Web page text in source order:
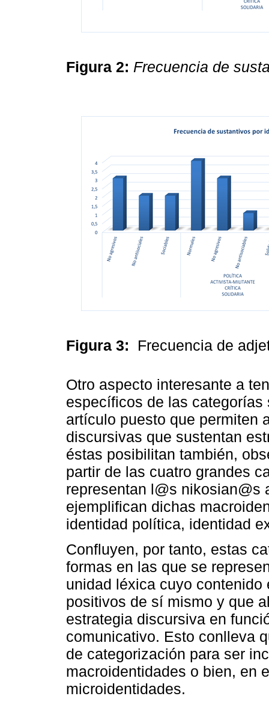
Figura 2: Frecuencia de
Figura 3: Frecuencia de
Otro aspecto interesante a
específicos de las
artículo puesto que permiten
discursivas que sustentan
éstas posibilitan también,
partir de las cuatro grandes
representan l@s
ejemplifican dichas
identidad política, identidad
Confluyen, por tanto, estas
formas en las que se
unidad léxica cuyo
positivos de sí mismo y que
estrategia discursiva en
comunicativo. Esto conlleva
de categorización para ser
macroidentidades o bien, en
microidentidades.